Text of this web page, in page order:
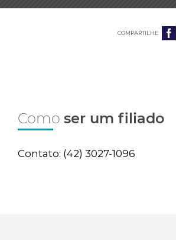
COMPARTILHE
Como ser um filiado
Contato: (42) 3027-1096